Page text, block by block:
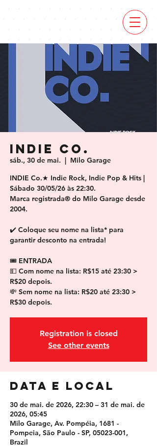
INDIE Co.
sáb., 30 de mai.
  |
Milo Garage
INDIE Co.★ Indie Rock, Indie Pop & Hits |
Sábado 30/05/26 às 22:30.
Marca registrada® do Milo Garage desde
2004.
✔️ Coloque seu nome na lista* para
garantir desconto na entrada!
🎟 ENTRADA
💵 Com nome na lista: R$15 até 23:30 >
R$20 depois.
💸 Sem nome na lista: R$20 até 23:30 >
R$30 depois.
Registration is closed
See other events
Data e local
30 de mai. de 2026, 22:30 – 31 de mai. de
2026, 05:45
Milo Garage, Av. Pompéia, 1681 -
Pompeia, São Paulo - SP, 05023-001,
Brazil